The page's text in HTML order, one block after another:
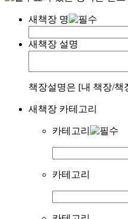
새책장 명
새책장 설명
책장설명은 [내 책장/책
새책장 카테고리
카테고리
카테고리